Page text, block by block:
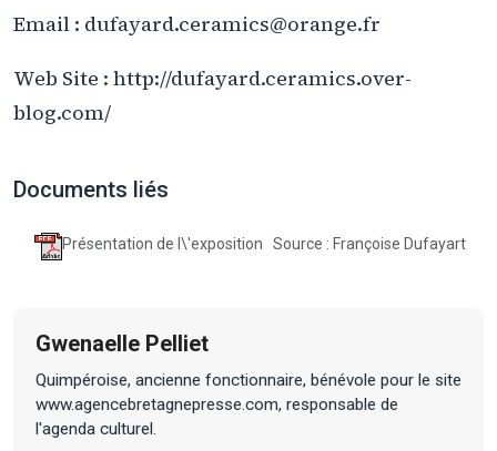
Email : dufayard.ceramics@orange.fr
Web Site : http://dufayard.ceramics.over-
blog.com/
Documents liés
Présentation de l\'exposition Source : Françoise Dufayart
Gwenaelle Pelliet
Quimpéroise, ancienne fonctionnaire, bénévole pour le site
www.agencebretagnepresse.com, responsable de
l'agenda culturel.